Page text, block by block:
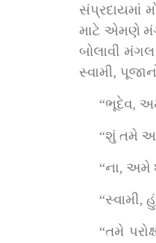
સંપ્રદાયમાં મોટેરા
માટે એમણે
બોલાવી મંગલ
સ્વામી,
“ભૂદેવ,
“શું તમે
“ના, અમે
“સ્વામી,
“તમે